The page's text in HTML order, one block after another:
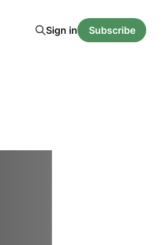
Sign in Subscribe